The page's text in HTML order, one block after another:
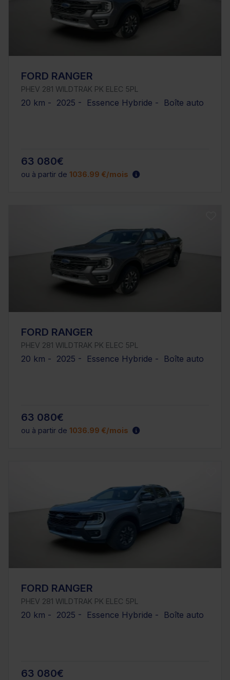
FORD RANGER
PHEV 281 WILDTRAK PK ELEC 5PL
20 km - 2025 - Essence Hybride - Boîte auto
63 080€
ou à partir de 1036.99 €/mois
FORD RANGER
PHEV 281 WILDTRAK PK ELEC 5PL
20 km - 2025 - Essence Hybride - Boîte auto
63 080€
ou à partir de 1036.99 €/mois
FORD RANGER
PHEV 281 WILDTRAK PK ELEC 5PL
20 km - 2025 - Essence Hybride - Boîte auto
63 080€